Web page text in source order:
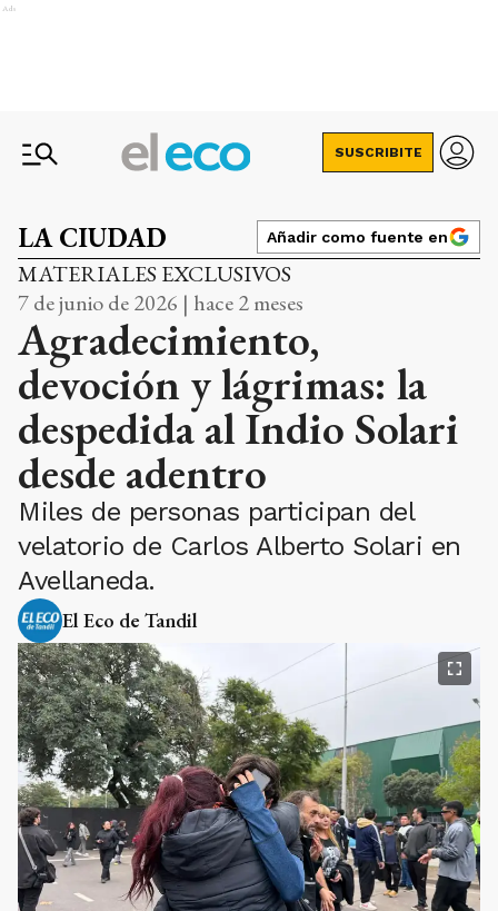
Ads
SUSCRIBITE
LA CIUDAD Añadir como fuente en
MATERIALES EXCLUSIVOS
7 de junio de 2026 | hace 2 meses
Agradecimiento,
devoción y lágrimas: la
despedida al Indio Solari
desde adentro
Miles de personas participan del
velatorio de Carlos Alberto Solari en
Avellaneda.
El Eco de Tandil